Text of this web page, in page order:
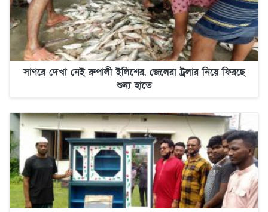
সাগরে দেখা নেই রুপালী ইলিশের, জেলেরা ট্রলার নিয়ে ফিরছে
শুন্য হাতে